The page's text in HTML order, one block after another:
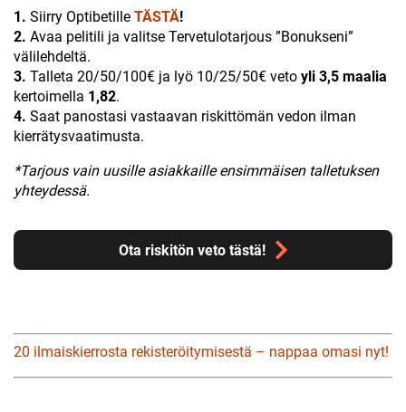
1. Siirry Optibetille TÄSTÄ!
2. Avaa pelitili ja valitse Tervetulotarjous ”Bonukseni”
välilehdeltä.
3. Talleta 20/50/100€ ja lyö 10/25/50€ veto yli 3,5 maalia
kertoimella 1,82.
4. Saat panostasi vastaavan riskittömän vedon ilman
kierrätysvaatimusta.
*Tarjous vain uusille asiakkaille ensimmäisen talletuksen
yhteydessä.
Ota riskitön veto tästä!
20 ilmaiskierrosta rekisteröitymisestä – nappaa omasi nyt!